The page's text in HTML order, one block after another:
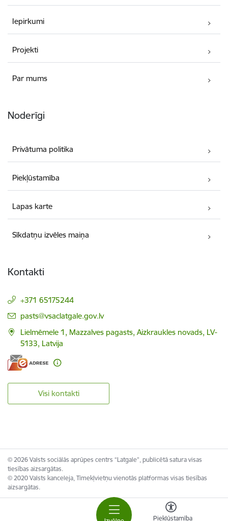
Piekļūstamība
Iepirkumi
Projekti
Par mums
Noderīgi
Privātuma politika
Piekļūstamība
Lapas karte
Sīkdatņu izvēles maiņa
Kontakti
+371 65175244
E-pasts:
pasts@vsaclatgale.gov.lv
Lielmēmele 1, Mazzalves pagasts, Aizkraukles novads, LV-
5133, Latvija
Visi kontakti
© 2026 Valsts sociālās aprūpes centrs “Latgale”, publicētā satura visas
tiesības aizsargātas.
© 2020 Valsts kanceleja, Tīmekļvietņu vienotās platformas visas tiesības
aizsargātas.